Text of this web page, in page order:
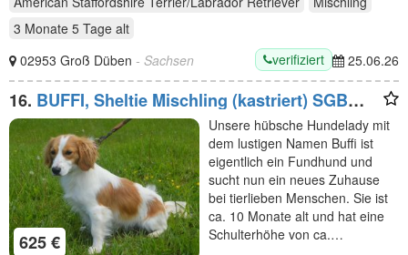
3 Monate 5 Tage alt
02953 Groß Düben - Sachsen verifiziert 25.06.26
16. BUFFI, Sheltie Mischling (kastriert) SGB
625,00 €
625 €
Unsere hübsche Hundelady mit
dem lustigen Namen Buffi ist
eigentlich ein Fundhund und
sucht nun ein neues Zuhause
bei tierlieben Menschen. Sie ist
ca. 10 Monate alt und hat eine
Schulterhöhe von ca.…